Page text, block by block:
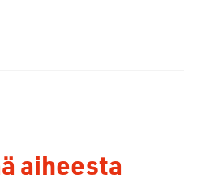
aiheesta